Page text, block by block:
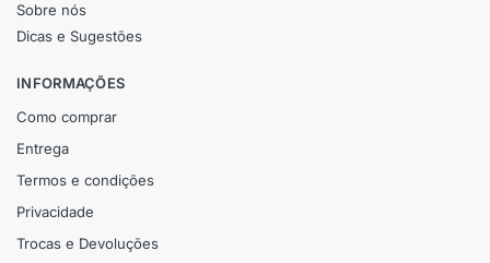
Sobre nós
Dicas e Sugestões
INFORMAÇÕES
Como comprar
Entrega
Termos e condições
Privacidade
Trocas e Devoluções